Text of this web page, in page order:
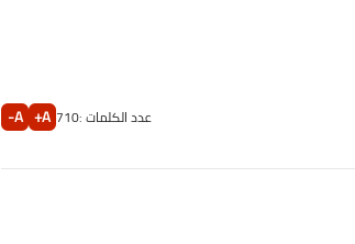
عدد الكلمات :710
A+
A-